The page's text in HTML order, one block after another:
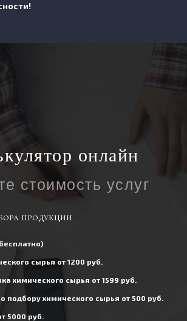
онлайн
стоимость услуг
продукции
сырья от 1200 руб.
химического сырья от 1599 руб.
подбору химического сырья от 500 руб.
5000 руб.